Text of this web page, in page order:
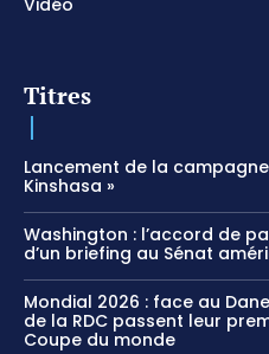
Vidéo
Titres
Lancement de la campagne
Kinshasa »
Washington : l’accord de
d’un briefing au Sénat
Mondial 2026 : face au
de la RDC passent leur
Coupe du monde